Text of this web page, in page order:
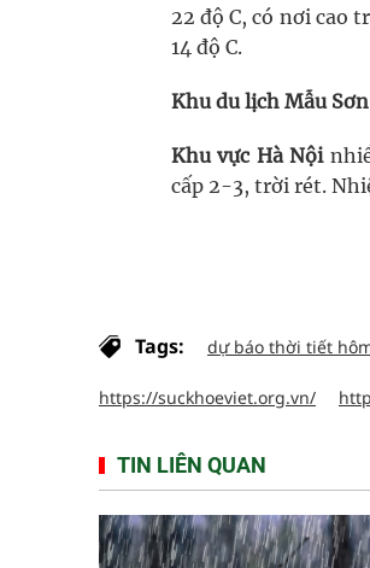
22 độ C, có nơi cao
14 độ C.
Khu du lịch Mẫu Sơn
Khu vực Hà Nội
cấp 2-3, trời rét.
Tags: dự báo thời tiết
https://suckhoeviet.org.vn/
TIN LIÊN QUAN